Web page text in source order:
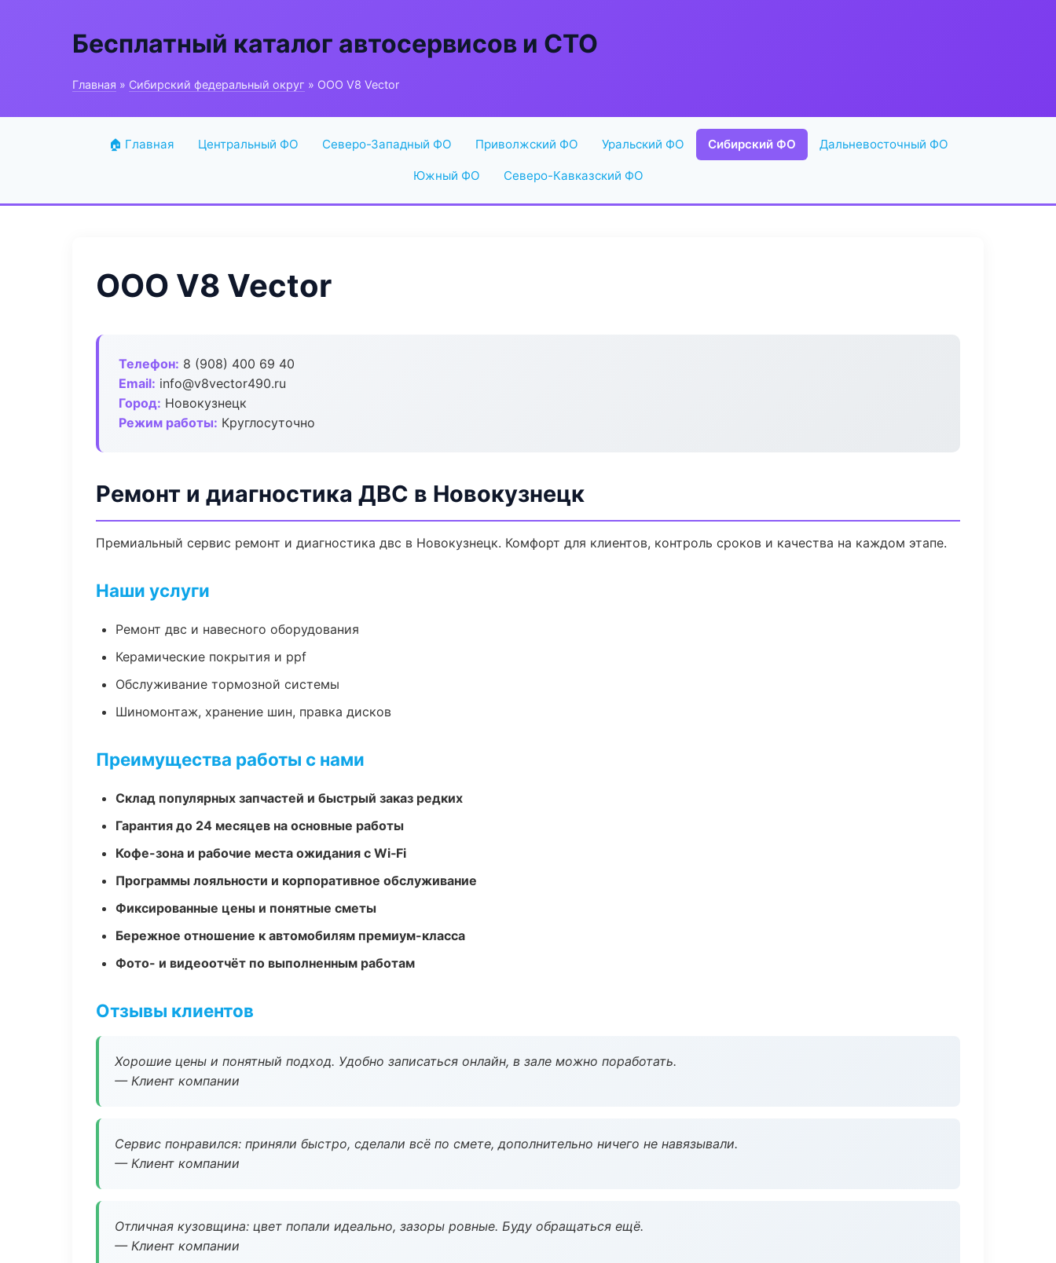
Бесплатный каталог автосервисов и СТО
Главная » Сибирский федеральный округ » ООО V8 Vector
🏠 Главная Центральный ФО Северо-Западный ФО Приволжский ФО Уральский ФО Сибирский ФО Дальневосточный ФО
Южный ФО Северо-Кавказский ФО
ООО V8 Vector
Телефон: 8 (908) 400 69 40
Email: info@v8vector490.ru
Город: Новокузнецк
Режим работы: Круглосуточно
Ремонт и диагностика ДВС в Новокузнецк
Премиальный сервис ремонт и диагностика двс в Новокузнецк. Комфорт для клиентов, контроль сроков и качества на каждом этапе.
Наши услуги
Ремонт двс и навесного оборудования
Керамические покрытия и ppf
Обслуживание тормозной системы
Шиномонтаж, хранение шин, правка дисков
Преимущества работы с нами
Склад популярных запчастей и быстрый заказ редких
Гарантия до 24 месяцев на основные работы
Кофе-зона и рабочие места ожидания с Wi‑Fi
Программы лояльности и корпоративное обслуживание
Фиксированные цены и понятные сметы
Бережное отношение к автомобилям премиум-класса
Фото- и видеоотчёт по выполненным работам
Отзывы клиентов
Хорошие цены и понятный подход. Удобно записаться онлайн, в зале можно поработать.
— Клиент компании
Сервис понравился: приняли быстро, сделали всё по смете, дополнительно ничего не навязывали.
— Клиент компании
Отличная кузовщина: цвет попали идеально, зазоры ровные. Буду обращаться ещё.
— Клиент компании